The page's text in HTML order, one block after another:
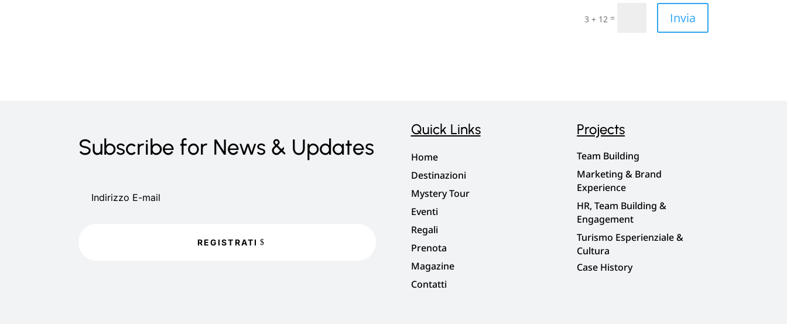
3 + 12 = Invia
Subscribe for News & Updates
REGISTRATI
Quick Links
Home
Destinazioni
MysteryTour
Eventi
Regali
Prenota
Magazine
Contatti
Projects
Team Building
Marketing & Brand
Experience
HR, Team Building &
Engagement
Turismo Esperienziale &
Cultura
Case History